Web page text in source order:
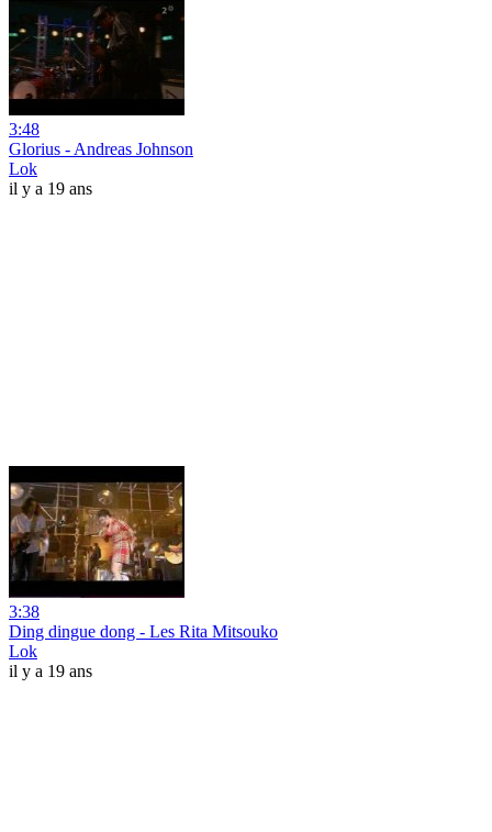
3:48
Glorius - Andreas Johnson
Lok
il y a 19 ans
3:38
Ding dingue dong - Les Rita Mitsouko
Lok
il y a 19 ans